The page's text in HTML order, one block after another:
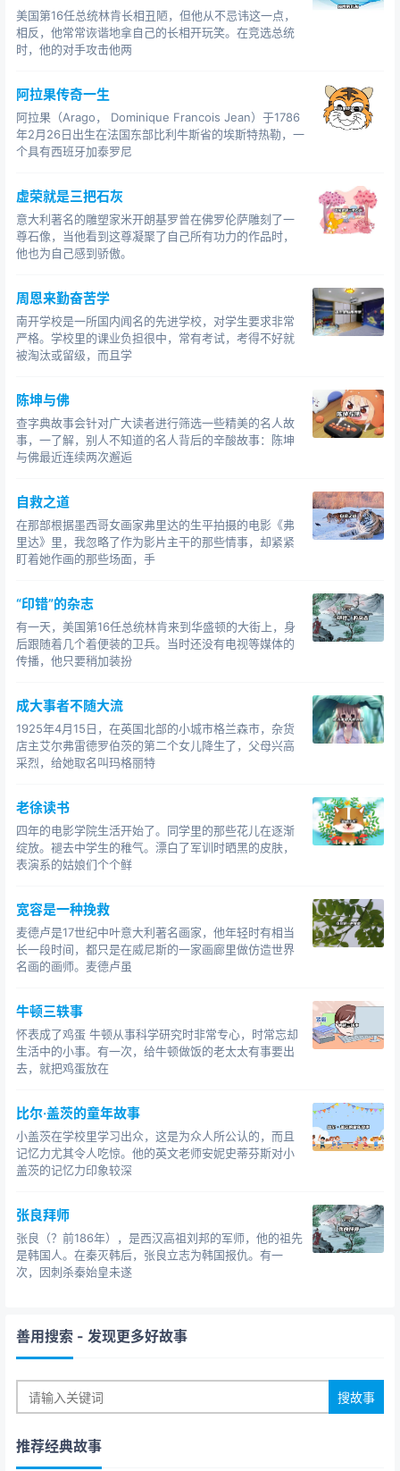
美国第16任总统林肯长相丑陋，但他从不忌讳这一点，
相反，他常常诙谐地拿自己的长相开玩笑。在竞选总统
时，他的对手攻击他两
阿拉果传奇一生
阿拉果（Arago， Dominique Francois Jean）于1786
年2月26日出生在法国东部比利牛斯省的埃斯特热勒，一
个具有西班牙加泰罗尼
虚荣就是三把石灰
意大利著名的雕塑家米开朗基罗曾在佛罗伦萨雕刻了一
尊石像，当他看到这尊凝聚了自己所有功力的作品时，
他也为自己感到骄傲。
周恩来勤奋苦学
南开学校是一所国内闻名的先进学校，对学生要求非常
严格。学校里的课业负担很中，常有考试，考得不好就
被淘汰或留级，而且学
陈坤与佛
查字典故事会针对广大读者进行筛选一些精美的名人故
事，一了解，别人不知道的名人背后的辛酸故事：陈坤
与佛最近连续两次邂逅
自救之道
在那部根据墨西哥女画家弗里达的生平拍摄的电影《弗
里达》里，我忽略了作为影片主干的那些情事，却紧紧
盯着她作画的那些场面，手
“印错”的杂志
有一天，美国第16任总统林肯来到华盛顿的大街上，身
后跟随着几个着便装的卫兵。当时还没有电视等媒体的
传播，他只要稍加装扮
成大事者不随大流
1925年4月15日，在英国北部的小城市格兰森市，杂货
店主艾尔弗雷德罗伯茨的第二个女儿降生了，父母兴高
采烈，给她取名叫玛格丽特
老徐读书
四年的电影学院生活开始了。同学里的那些花儿在逐渐
绽放。褪去中学生的稚气。漂白了军训时晒黑的皮肤，
表演系的姑娘们个个鲜
宽容是一种挽救
麦德卢是17世纪中叶意大利著名画家，他年轻时有相当
长一段时间，都只是在威尼斯的一家画廊里做仿造世界
名画的画师。麦德卢虽
牛顿三轶事
怀表成了鸡蛋 牛顿从事科学研究时非常专心，时常忘却
生活中的小事。有一次，给牛顿做饭的老太太有事要出
去，就把鸡蛋放在
比尔·盖茨的童年故事
小盖茨在学校里学习出众，这是为众人所公认的，而且
记忆力尤其令人吃惊。他的英文老师安妮史蒂芬斯对小
盖茨的记忆力印象较深
张良拜师
张良（？前186年），是西汉高祖刘邦的军师，他的祖先
是韩国人。在秦灭韩后，张良立志为韩国报仇。有一
次，因刺杀秦始皇未遂
善用搜索 - 发现更多好故事
推荐经典故事